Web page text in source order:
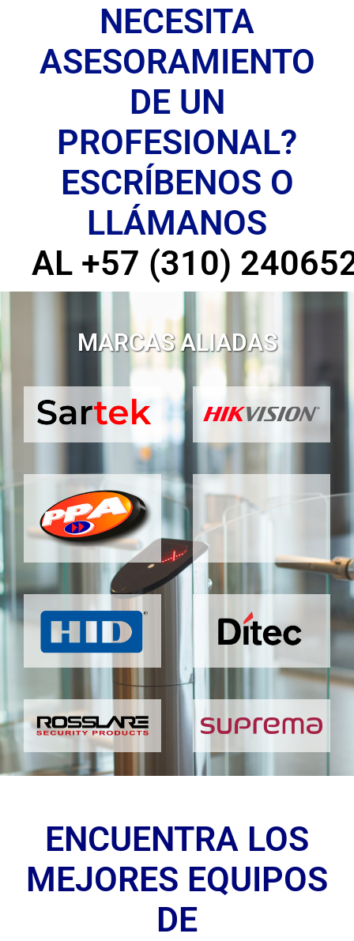
NECESITA
ASESORAMIENTO
DE UN
PROFESIONAL?
ESCRÍBENOS O
LLÁMANOS
AL +57 (310)
MARCAS ALIADAS
ENCUENTRA LOS
MEJORES EQUIPOS
DE